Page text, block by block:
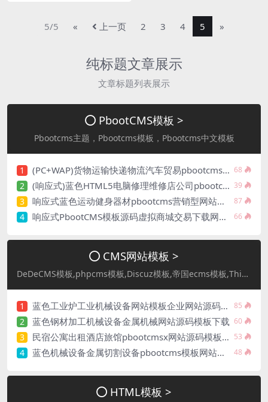
5/5 « 上一页 2 3 4 5 »
纯标题文章展示
文章标题列表展示
PbootCMS模板 >
Pbootcms主题，Pbootcms模板，Pbootcms中文模板
1 (PC+WAP)货物运输快递物流汽车贸易pbootcms网站模板源码下载 68
2 (响应式)蓝色HTML5电脑修理维修店公司pbootcms网站模板源码下载 39
3 响应式蓝色运动健身器材pbootcms营销型网站模板源码下载 87
4 响应式PbootCMS模板源码虚拟商城交易下载网站设计整站源码 66
CMS网站模板 >
DeDeCMS模板,phpcms模板,Discuz模板,帝国ecms模板,ThinkPHP模板,WordPress主题,易优eyoucms模板
1 蓝色工业炉工业机械设备网站模板企业网站源码下载 85
2 蓝色钢材加工机械设备金属机械网站源码模板下载 60
3 民宿公寓出租酒店旅馆pbootcmsx网站源码模板下载 53
4 蓝色机械设备金属切割设备pbootcms模板网站源码下载 48
HTML模板 >